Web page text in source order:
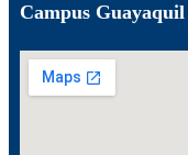
Campus Guayaquil